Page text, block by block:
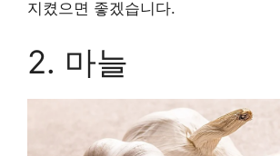
지켰으면 좋겠습니다.
2. 마늘